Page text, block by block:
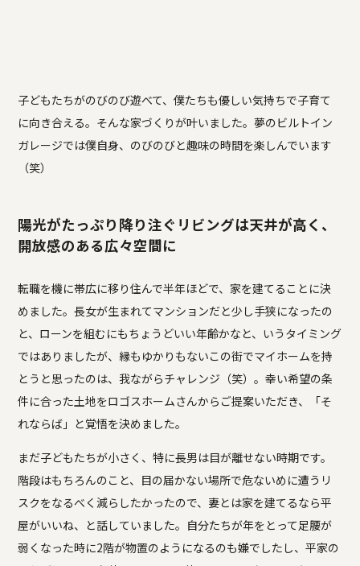
子どもたちがのびのび遊べて、僕たちも優しい気持ちで子育て
に向き合える。そんな家づくりが叶いました。夢のビルトイン
ガレージでは僕自身、のびのびと趣味の時間を楽しんでいます
（笑）
陽光がたっぷり降り注ぐリビングは天井が高く、
開放感のある広々空間に
転職を機に帯広に移り住んで半年ほどで、家を建てることに決
めました。長女が生まれてマンションだと少し手狭になったの
と、ローンを組むにもちょうどいい年齢かなと、いうタイミング
ではありましたが、縁もゆかりもないこの街でマイホームを持
とうと思ったのは、我ながらチャレンジ（笑）。幸い希望の条
件に合った土地をロゴスホームさんからご提案いただき、「そ
れならば」と覚悟を決めました。
まだ子どもたちが小さく、特に長男は目が離せない時期です。
階段はもちろんのこと、目の届かない場所で危ないめに遭うリ
スクをなるべく減らしたかったので、妻とは家を建てるなら平
屋がいいね、と話していました。自分たちが年をとって足腰が
弱くなった時に2階が物置のようになるのも嫌でしたし、平家の